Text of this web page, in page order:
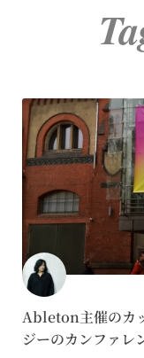
Ableton主催のカ
ジーのカンファレ